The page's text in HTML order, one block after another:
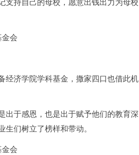
支持自己的母校，愿意出钱出力为母校
济学院学科基金，撒家四口也借此机
出于感恩，也是出于赋予他们的教育深
们树立了榜样和带动。